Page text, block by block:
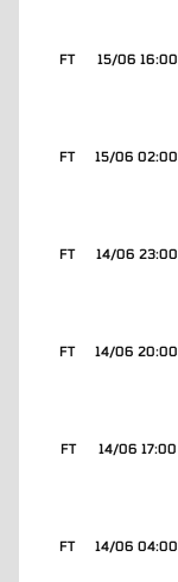
15/06 16:00
FT
15/06 02:00
FT
14/06 23:00
FT
14/06 20:00
FT
14/06 17:00
FT
14/06 04:00
FT